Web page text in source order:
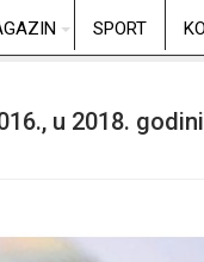
SPORT
u 2018.